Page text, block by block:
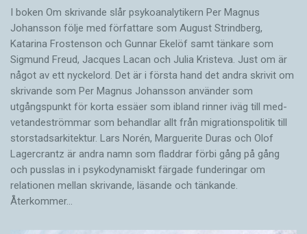
I boken Om skrivande slår psykoanalytikern Per Magnus
Johansson följe med författare som August Strindberg,
Katarina Frostenson och Gunnar Ekelöf samt tänkare som
Sigmund Freud, Jacques Lacan och Julia Kristeva. Just om är
något av ett nyckelord. Det är i första hand det andra skrivit om
skrivande som Per Magnus Johansson använder som
utgångspunkt för korta essäer som ibland rinner iväg till med­
vetandeströmmar som behandlar allt från migrationspolitik till
storstadsarkitektur. Lars Norén, Marguerite Duras och Olof
Lagercrantz är andra namn som fladdrar förbi gång på gång
och pusslas in i psykodynamiskt färgade funderingar om
relationen mellan skrivande, läsande och tänkande.
Återkommer…